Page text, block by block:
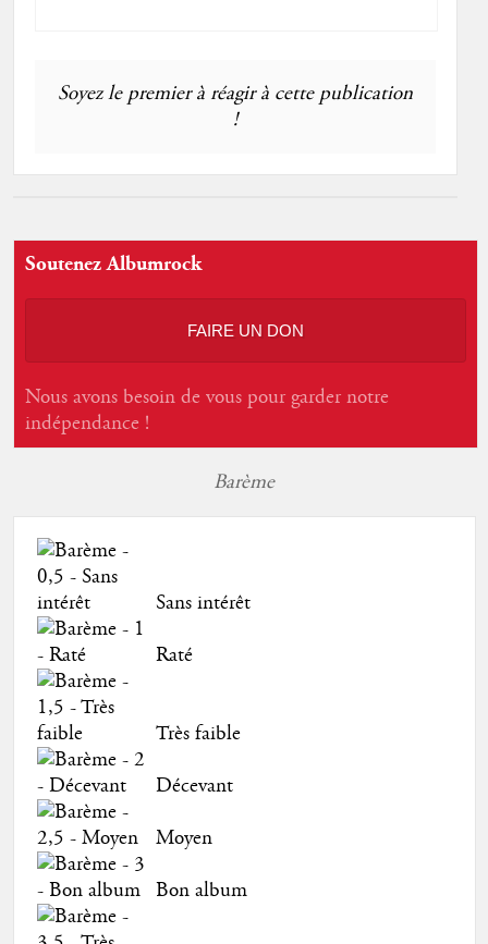
Soyez le premier à réagir à cette publication
!
Soutenez Albumrock
FAIRE UN DON
Nous avons besoin de vous pour garder notre
indépendance !
Barème
Sans intérêt
Raté
Très faible
Décevant
Moyen
Bon album